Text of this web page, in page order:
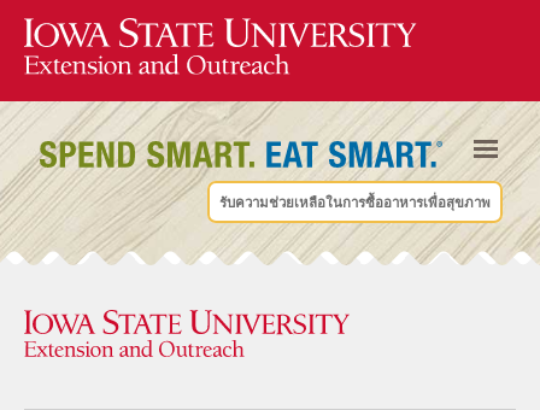
รับความช่วยเหลือในการซื้ออาหารเพื่อสุขภาพ